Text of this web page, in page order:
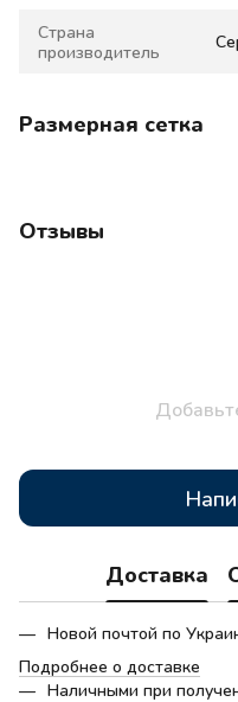
Страна
производитель
Размерная сетка
Отзывы
Доставка
Новой почтой по
Подробнее о доставке
Наличными при